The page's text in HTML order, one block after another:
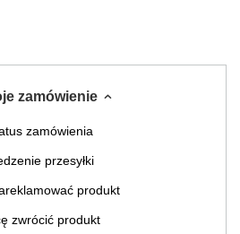
zamówienie
zamówienia
przesyłki
produkt
zwrócić produkt